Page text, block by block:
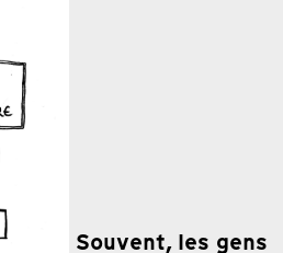
Souvent, les gens